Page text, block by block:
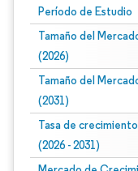
Período de Estudio
Tamaño del
(2026)
Tamaño del
(2031)
Tasa de crecimiento
(2026 - 2031)